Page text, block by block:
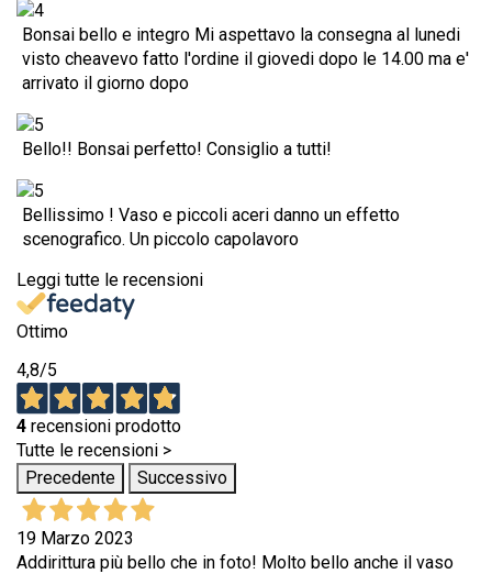
Bonsai bello e integro Mi aspettavo la consegna al lunedi
visto cheavevo fatto l'ordine il giovedi dopo le 14.00 ma e'
arrivato il giorno dopo
Bello!! Bonsai perfetto! Consiglio a tutti!
Bellissimo ! Vaso e piccoli aceri danno un effetto
scenografico. Un piccolo capolavoro
Leggi tutte le recensioni
Ottimo
4,8/5
4 recensioni prodotto
Tutte le recensioni >
Precedente
Successivo
19 Marzo 2023
Addirittura più bello che in foto! Molto bello anche il vaso